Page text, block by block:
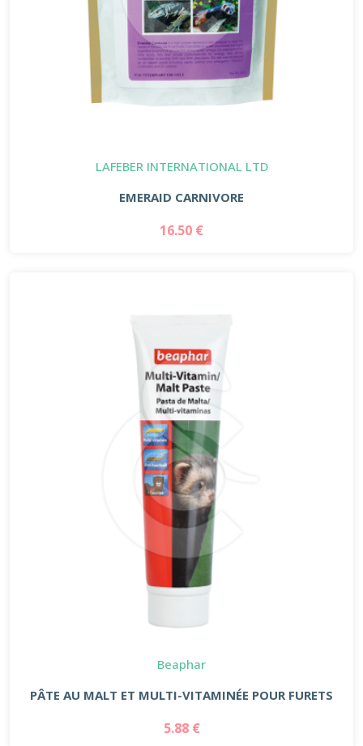
LAFEBER INTERNATIONAL LTD
EMERAID CARNIVORE
16.50 €
Beaphar
PÂTE AU MALT ET MULTI-VITAMINÉE POUR FURETS
5.88 €